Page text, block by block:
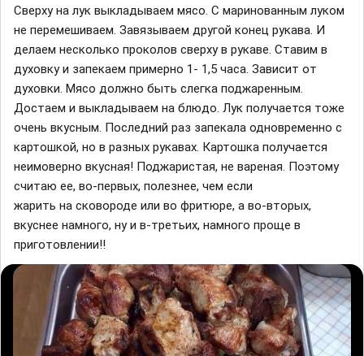
Сверху на лук выкладываем мясо. С маринованным луком
не перемешиваем. Завязываем другой конец рукава. И
делаем несколько проколов сверху в рукаве. Ставим в
духовку и запекаем примерно 1- 1,5 часа. Зависит от
духовки. Мясо должно быть слегка поджаренным.
Достаем и выкладываем на блюдо. Лук получается тоже
очень вкусным. Последний раз запекала одновременно с
картошкой, но в разных рукавах. Картошка получается
неимоверно вкусная! Поджаристая, не вареная. Поэтому
считаю ее, во-первых, полезнее, чем если
жарить на сковороде или во фритюре, а во-вторых,
вкуснее намного, ну и в-третьих, намного проще в
приготовлении!!